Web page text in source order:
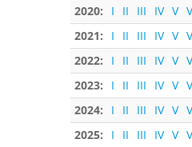
2020:
I II III IV V
2021:
I II III IV V
2022:
I II III IV V
2023:
I II III IV V
2024:
I II III IV V
2025:
I II III IV V